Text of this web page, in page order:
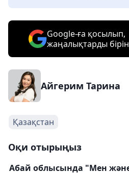
Google-ға қосылып,
жаңалықтарды
Айгерим Тарина
Қазақстан
Оқи отырыңыз
Абай облысында "Мен